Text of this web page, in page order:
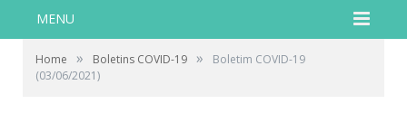
MENU
Home » Boletins COVID-19 »
Boletim COVID-19
(03/06/2021)